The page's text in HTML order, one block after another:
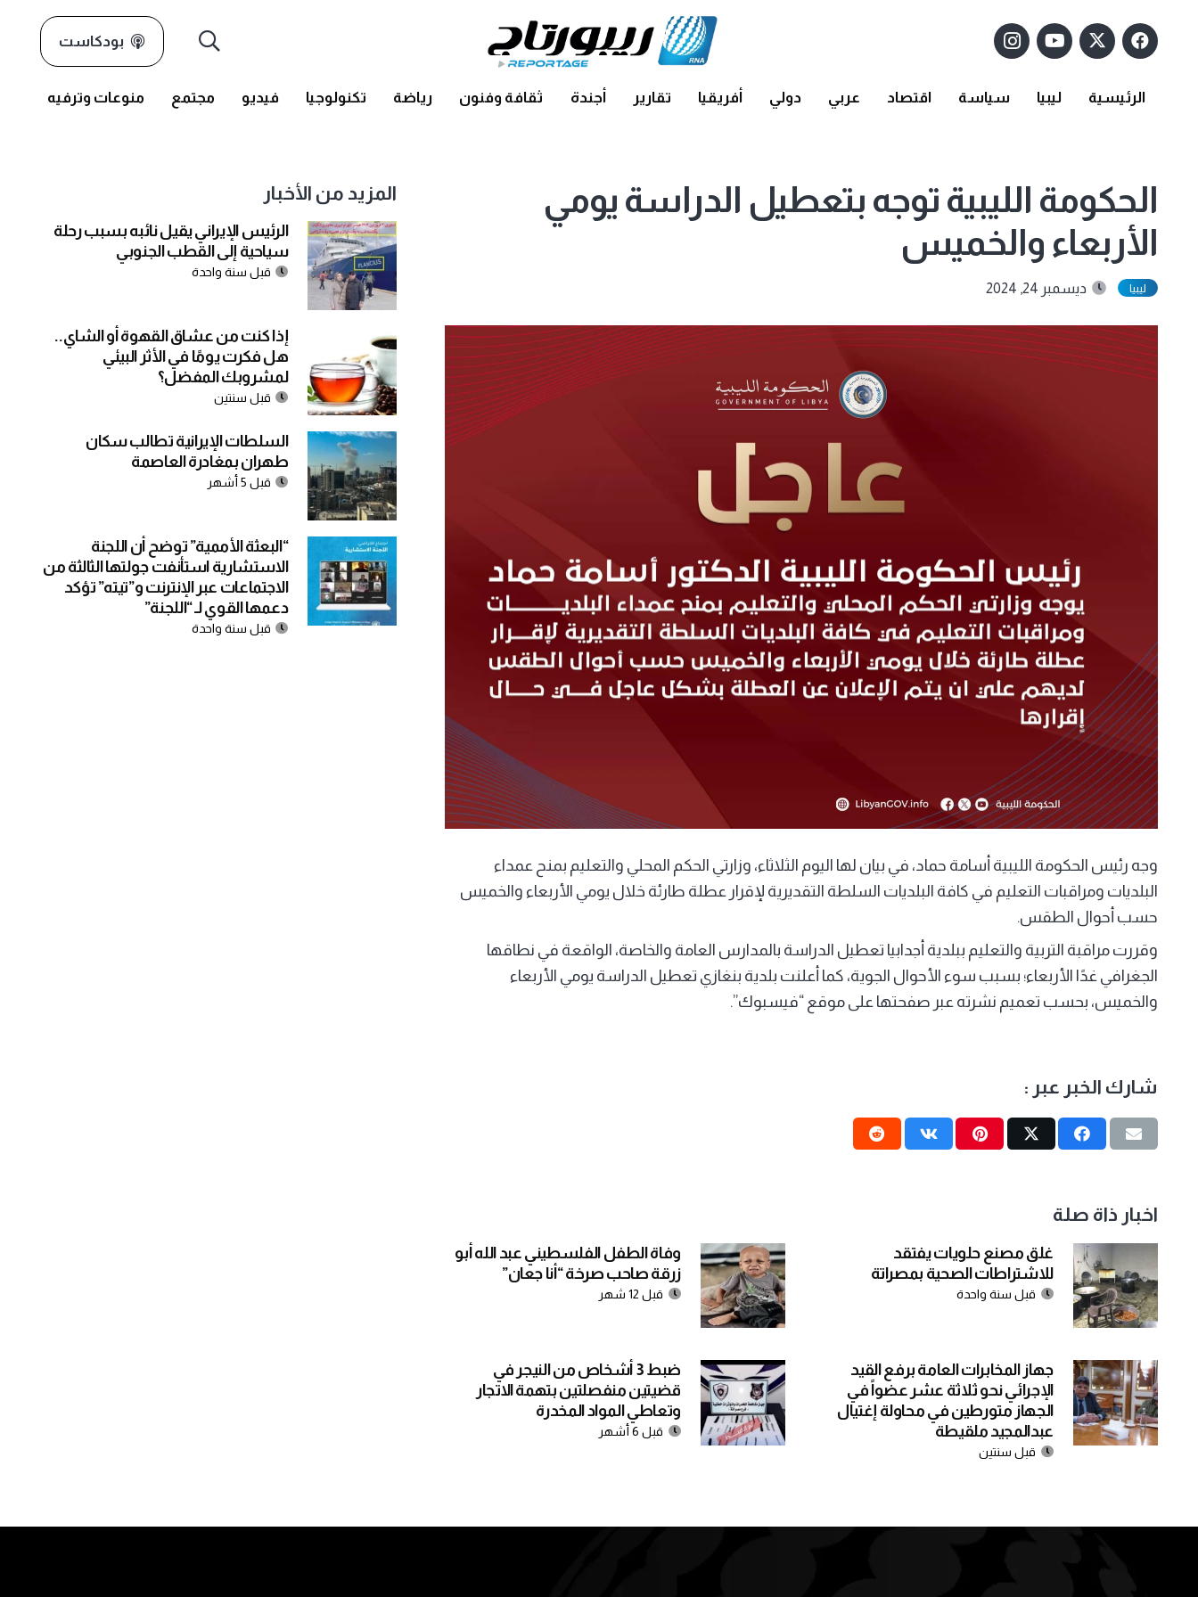
بودكاست
الرئيسية ليبيا سياسة اقتصاد عربي دولي أفريقيا تقارير أجندة ثقافة وفنون رياضة تكنولوجيا فيديو مجتمع منوعات وترفيه
الحكومة الليبية توجه بتعطيل الدراسة يومي
الأربعاء والخميس
ليبيا ديسمبر 24, 2024
وجه رئيس الحكومة الليبية أسامة حماد، في بيان لها اليوم الثلاثاء، وزارتي الحكم المحلي والتعليم بمنح عمداء
البلديات ومراقبات التعليم في كافة البلديات السلطة التقديرية لإقرار عطلة طارئة خلال يومي الأربعاء والخميس
حسب أحوال الطقس.
وقررت مراقبة التربية والتعليم ببلدية أجدابيا تعطيل الدراسة بالمدارس العامة والخاصة، الواقعة في نطاقها
الجغرافي غدًا الأربعاء؛ بسبب سوء الأحوال الجوية، كما أعلنت بلدية بنغازي تعطيل الدراسة يومي الأربعاء
والخميس، بحسب تعميم نشرته عبر صفحتها على موقع “فيسبوك”.
شارك الخبر عبر :
اخبار ذاة صلة
غلق مصنع حلويات يفتقد
للاشتراطات الصحية بمصراتة
قبل سنة واحدة
وفاة الطفل الفلسطيني عبد الله أبو
زرقة صاحب صرخة “أنا جعان”
قبل 12 شهر
جهاز المخابرات العامة برفع القيد
الإجرائي نحو ثلاثة عشر عضواً في
الجهاز متورطين في محاولة إغتيال
عبدالمجيد ملقيطة
قبل سنتين
ضبط 3 أشخاص من النيجر في
قضيتين منفصلتين بتهمة الاتجار
وتعاطي المواد المخدرة
قبل 6 أشهر
المزيد من الأخبار
الرئيس الإيراني يقيل نائبه بسبب رحلة
سياحية إلى القطب الجنوبي
قبل سنة واحدة
إذا كنت من عشاق القهوة أو الشاي..
هل فكرت يومًا في الأثر البيئي
لمشروبك المفضل؟
قبل سنتين
السلطات الإيرانية تطالب سكان
طهران بمغادرة العاصمة
قبل 5 أشهر
“البعثة الأممية” توضح أن اللجنة
الاستشارية استأنفت جولتها الثالثة من
الاجتماعات عبر الإنترنت و”تيته” تؤكد
دعمها القوي لـ “اللجنة”
قبل سنة واحدة